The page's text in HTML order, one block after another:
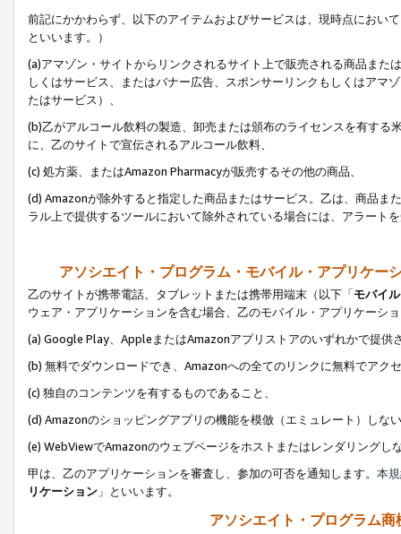
前記にかかわらず、以下のアイテムおよびサービスは、現時点におい
といいます。）
(a)アマゾン・サイトからリンクされるサイト上で販売される商品ま
しくはサービス、またはバナー広告、スポンサーリンクもしくはアマ
たはサービス）、
(b)乙がアルコール飲料の製造、卸売または頒布のライセンスを有す
に、乙のサイトで宣伝されるアルコール飲料、
(c) 処方薬、またはAmazon Pharmacyが販売するその他の商品、
(d) Amazonが除外すると指定した商品またはサービス。乙は、商品ま
ラル上で提供するツールにおいて除外されている場合には、アラート
アソシエイト・プログラム・モバイル・アプリケー
乙のサイトが携帯電話、タブレットまたは携帯用端末（以下「モバイ
ウェア・アプリケーションを含む場合、乙のモバイル・アプリケーシ
(a) Google Play、AppleまたはAmazonアプリストアのいずれかで提供
(b) 無料でダウンロードでき、Amazonへの全てのリンクに無料でアク
(c) 独自のコンテンツを有するものであること、
(d) Amazonのショッピングアプリの機能を模倣（エミュレート）しな
(e) WebViewでAmazonのウェブページをホストまたはレンダリングし
甲は、乙のアプリケーションを審査し、参加の可否を通知します。 本
リケーション 」といいます。
アソシエイト・プログラム